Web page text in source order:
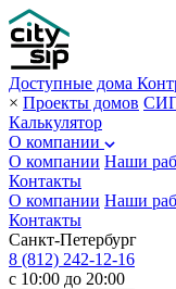
Доступные дома
× Проекты домов
Калькулятор
О компании
О компании Наши
Контакты
О компании Наши
Контакты
Санкт-Петербург
8 (812) 242-12-16
с 10:00 до 20:00